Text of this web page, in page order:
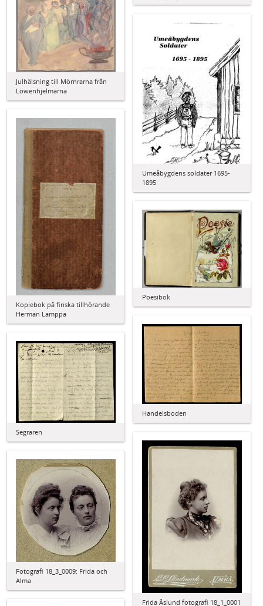
Julhälsning till Mörnrarna från
Löwenhjelmarna
Umeåbygdens soldater 1695-
1895
Kopiebok på finska tillhörande
Herman Lamppa
Poesibok
Handelsboden
Segraren
Frida Åslund fotografi 18_1_0001
Fotografi 18_3_0009: Frida och
Alma